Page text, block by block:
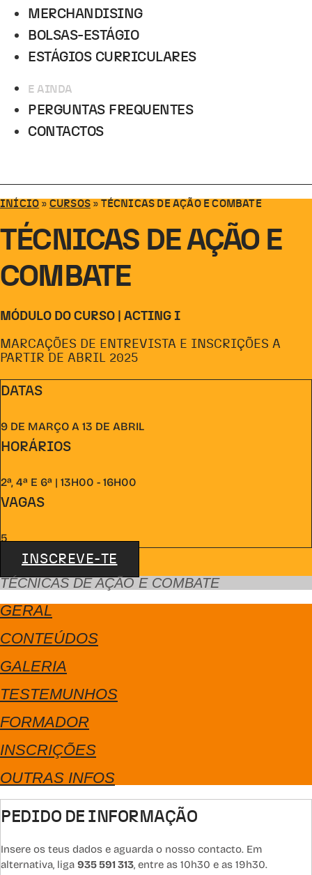
MERCHANDISING
BOLSAS-ESTÁGIO
ESTÁGIOS CURRICULARES
E AINDA
PERGUNTAS FREQUENTES
CONTACTOS
INÍCIO » CURSOS » TÉCNICAS DE AÇÃO E COMBATE
TÉCNICAS DE AÇÃO E
COMBATE
MÓDULO DO CURSO | ACTING I
MARCAÇÕES DE ENTREVISTA E INSCRIÇÕES A
PARTIR DE ABRIL 2025
DATAS
9 DE MARÇO A 13 DE ABRIL
HORÁRIOS
2ª, 4ª E 6ª | 13H00 - 16H00
VAGAS
5
INSCREVE-TE
TÉCNICAS DE AÇÃO E COMBATE
GERAL
CONTEÚDOS
GALERIA
TESTEMUNHOS
FORMADOR
INSCRIÇÕES
OUTRAS INFOS
PEDIDO DE INFORMAÇÃO
Insere os teus dados e aguarda o nosso contacto. Em
alternativa, liga 935 591 313, entre as 10h30 e as 19h30.